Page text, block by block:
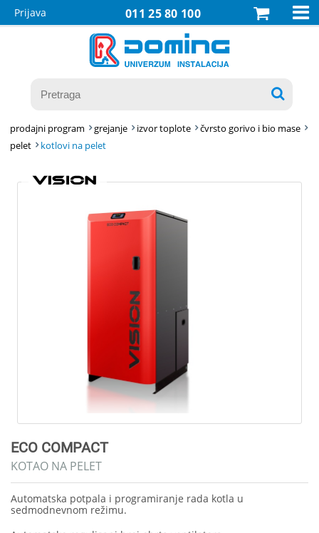
011 25 80 100
Prijava 

prodajni program grejanje izvor toplote
čvrsto gorivo i bio mase
pelet
kotlovi na pelet
ECO COMPACT
KOTAO NA PELET
Automatska potpala i programiranje rada kotla u
sedmodnevnom režimu.